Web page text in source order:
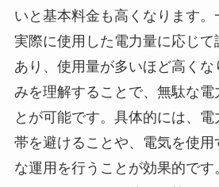
いと基本料金も高くなります
実際に使用した電力量に応じ
あり、使用量が多いほど高くな
みを理解することで、無駄な電
とが可能です。具体的には、
帯を避けることや、電気を使用
な運用を行うことが効果的で